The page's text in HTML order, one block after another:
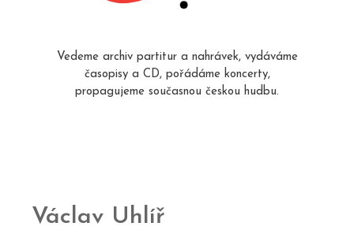
Vedeme archiv partitur a nahrávek, vydáváme
časopisy a CD, pořádáme koncerty,
propagujeme současnou českou hudbu.
Václav Uhlíř